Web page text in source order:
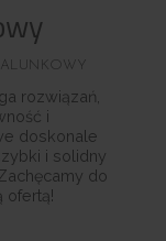
rozwiązań,
i
doskonale
i solidny
do
ofertą!